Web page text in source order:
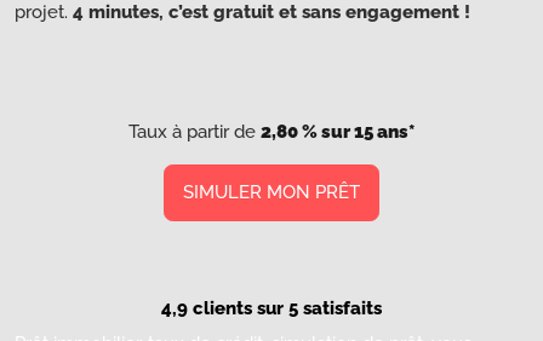
projet. 4 minutes, c’est gratuit et sans engagement !
Taux à partir de 2,80 % sur 15 ans*
SIMULER MON PRÊT
4,9 clients sur 5 satisfaits